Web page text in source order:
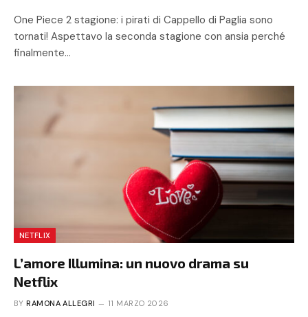
One Piece 2 stagione: i pirati di Cappello di Paglia sono
tornati! Aspettavo la seconda stagione con ansia perché
finalmente…
NETFLIX
L’amore Illumina: un nuovo drama su
Netflix
BY RAMONA ALLEGRI 11 MARZO 2026